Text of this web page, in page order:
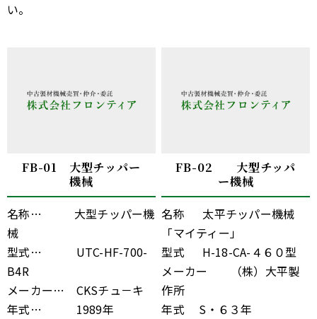
い。
FB-01 大型チッパー
機械
名称… 大型チッパー機
械
型式… UTC-HF-700-
B4R
メーカー… CKSチュ－キ
年式… 1989年
FB-02 大型チッパ
ー機械
名称 太平チッパー機械
「マイティー」
型式 H-18-CA-４６０型
メーカー （株）大平製
作所
年式 S・６３年